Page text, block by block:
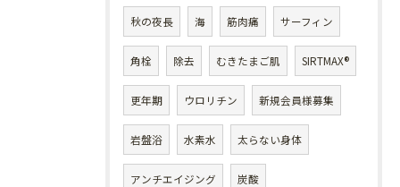
秋の夜長 海 筋肉痛 サーフィン
角栓 除去 むきたまご肌 SIRTMAX®
更年期 ウロリチン 新規会員様募集
岩盤浴 水素水 太らない身体
アンチエイジング 炭酸